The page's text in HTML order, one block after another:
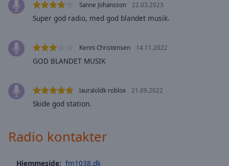
Text
Opacity
Background
Color
Opacity
Caption
Sanne Johansson 22.03.2023
Super god radio, med god blandet musik.
Kenni Christensen 14.11.2022
GOD BLANDET MUSIK
lauraloldk roblox 21.09.2022
Skide god station.
Radio kontakter
Hjemmeside: fm1038.dk